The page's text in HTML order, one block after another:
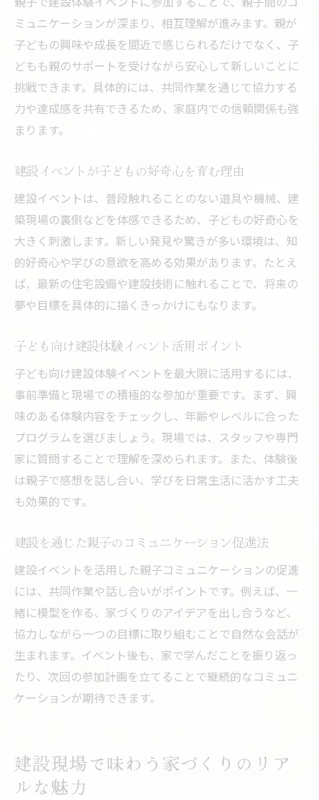
ミュニケーションが深まり、相互理解が進みます。親が
子どもの興味や成長を間近で感じられるだけでなく、子
どもも親のサポートを受けながら安心して新しいことに
挑戦できます。具体的には、共同作業を通じて協力する
力や達成感を共有できるため、家庭内での信頼関係も強
まります。
建設イベントが子どもの好奇心を育む理由
建設イベントは、普段触れることのない道具や機械、建
築現場の裏側などを体感できるため、子どもの好奇心を
大きく刺激します。新しい発見や驚きが多い環境は、知
的好奇心や学びの意欲を高める効果があります。たとえ
ば、最新の住宅設備や建設技術に触れることで、将来の
夢や目標を具体的に描くきっかけにもなります。
子ども向け建設体験イベント活用ポイント
子ども向け建設体験イベントを最大限に活用するには、
事前準備と現場での積極的な参加が重要です。まず、興
味のある体験内容をチェックし、年齢やレベルに合った
プログラムを選びましょう。現場では、スタッフや専門
家に質問することで理解を深められます。また、体験後
は親子で感想を話し合い、学びを日常生活に活かす工夫
も効果的です。
建設を通じた親子のコミュニケーション促進法
建設イベントを活用した親子コミュニケーションの促進
には、共同作業や話し合いがポイントです。例えば、一
緒に模型を作る、家づくりのアイデアを出し合うなど、
協力しながら一つの目標に取り組むことで自然な会話が
生まれます。イベント後も、家で学んだことを振り返っ
たり、次回の参加計画を立てることで継続的なコミュニ
ケーションが期待できます。
建設現場で味わう家づくりのリア
ルな魅力